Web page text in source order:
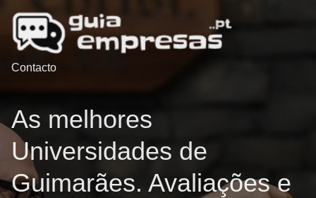
Contacto
As melhores
Universidades de
Guimarães. Avaliações e